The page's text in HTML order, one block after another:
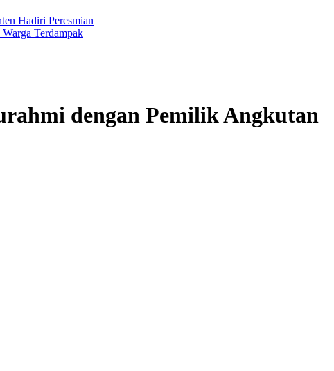
Peresmian
Terdampak
dengan Pemilik Angkutan